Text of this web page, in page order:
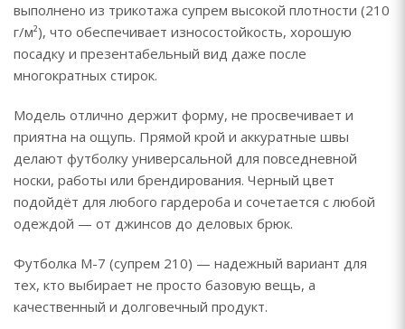
выполнено из трикотажа супрем высокой плотности (210
г/м²), что обеспечивает износостойкость, хорошую
посадку и презентабельный вид даже после
многократных стирок.
Модель отлично держит форму, не просвечивает и
приятна на ощупь. Прямой крой и аккуратные швы
делают футболку универсальной для повседневной
носки, работы или брендирования. Черный цвет
подойдёт для любого гардероба и сочетается с любой
одеждой — от джинсов до деловых брюк.
Футболка М-7 (супрем 210) — надежный вариант для
тех, кто выбирает не просто базовую вещь, а
качественный и долговечный продукт.